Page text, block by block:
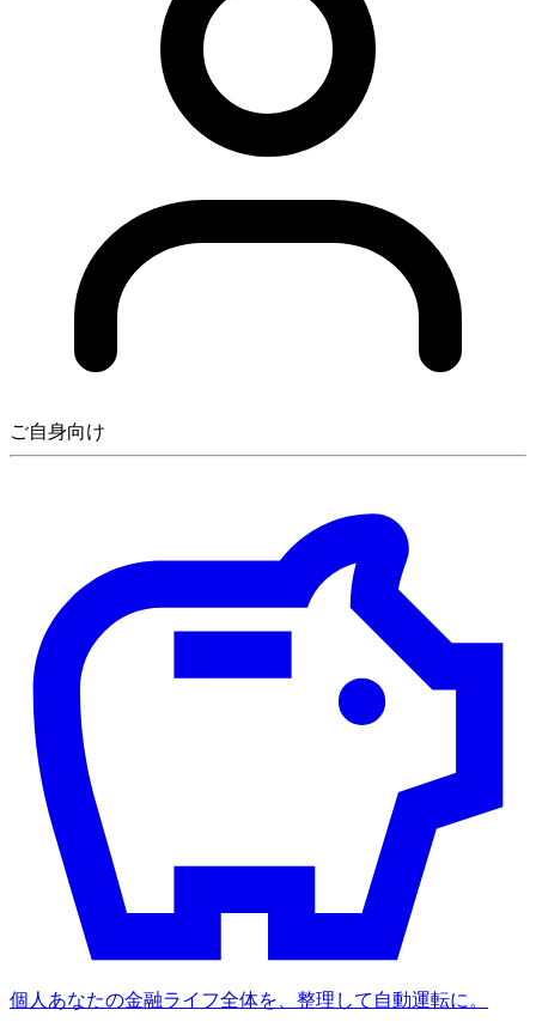
ご自身向け
個人 あなたの金融ライフ全体を、整理して自動運転に。